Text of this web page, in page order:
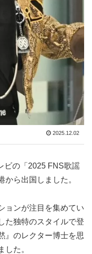
2025.12.02
ビの「2025 FNS歌謡
ら出国しました。
ョンが注目を集めてい
た独特のスタイルで登
』のレクター博士を思
した。